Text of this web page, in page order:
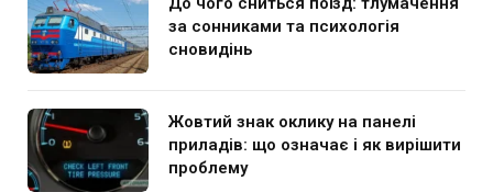
за сонниками та психологія
сновидінь
Жовтий знак оклику на панелі
приладів: що означає і як вирішити
проблему